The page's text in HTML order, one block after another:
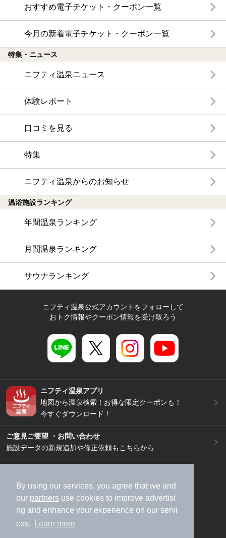
By using our services, you agree that we and
our partners use cookies to improve advertisi
ng and enhance your experience on our servi
ces.
Learn more
おすすめ電子チケット・クーポン一覧
今月の新着電子チケット・クーポン一覧
特集・ニュース
ニフティ温泉ニュース
体験レポート
口コミを見る
特集
ニフティ温泉からのお知らせ
温浴施設ランキング
年間温泉ランキング
月間温泉ランキング
サウナランキング
ニフティ温泉公式アカウントをフォローして
おトク情報やクーポン情報を受け取ろう
ニフティ温泉アプリ
地図から温泉検索！お得な限定クーポンも！
今すぐダウンロード！
ご意見ご要望 ・お問い合わせ
施設データの新規追加や修正依頼もこちらから
加盟店募集（資料請求）
広告出稿のご案内
利用規約
ライフスタイルMEMBERS+規約
特定商取引法に基づく表記
ヘルプ
採用情報
運営会社